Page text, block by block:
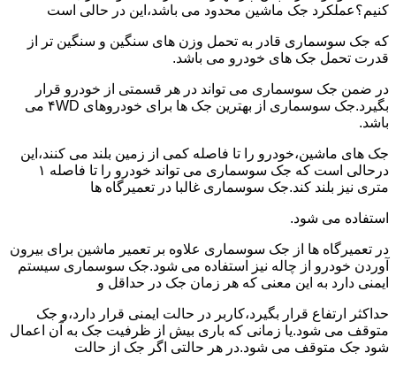
کنیم؟عملکرد جک ماشین محدود می باشد،این در حالی است
که جک سوسماری قادر به تحمل وزن های سنگین و سنگین تر از
قدرت تحمل جک های خودرو می باشد.
در ضمن جک سوسماری می تواند در هر قسمتی از خودرو قرار
بگیرد.جک سوسماری از بهترین جک ها برای خودروهای ۴WD می
باشد.
جک های ماشین،خودرو را تا فاصله کمی از زمین بلند می کنند،این
درحالی است که جک سوسماری می تواند خودرو را تا فاصله ۱
متری نیز بلند کند.جک سوسماری غالبا در تعمیرگاه ها
استفاده می شود.
در تعمیرگاه ها از جک سوسماری علاوه بر تعمیر ماشین برای بیرون
آوردن خودرو از چاله نیز استفاده می شود.جک سوسماری سیستم
ایمنی دارد به این معنی که هر زمان جک در حداقل و
حداکثر ارتفاع قرار بگیرد،کاربر در حالت ایمنی قرار دارد،و جک
متوقف می شود.یا زمانی که باری بیش از ظرفیت جک به آن اعمال
شود جک متوقف می شود.در هر حالتی اگر جک از حالت